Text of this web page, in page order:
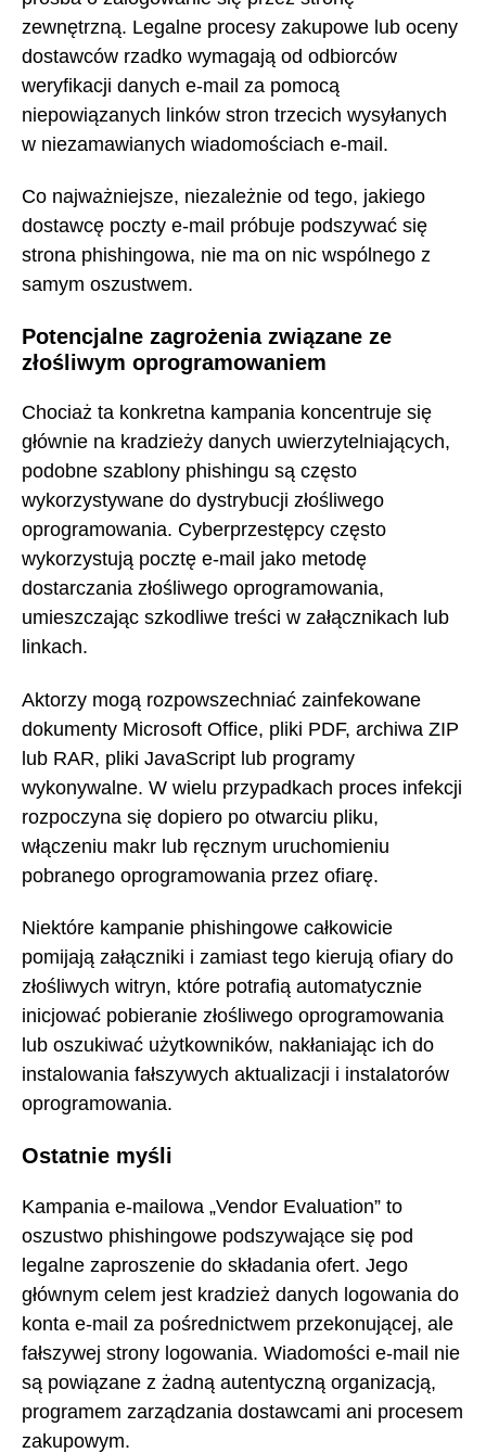
zewnętrzną. Legalne procesy zakupowe lub oceny
dostawców rzadko wymagają od odbiorców
weryfikacji danych e-mail za pomocą
niepowiązanych linków stron trzecich wysyłanych
w niezamawianych wiadomościach e-mail.
Co najważniejsze, niezależnie od tego, jakiego
dostawcę poczty e-mail próbuje podszywać się
strona phishingowa, nie ma on nic wspólnego z
samym oszustwem.
Potencjalne zagrożenia związane ze
złośliwym oprogramowaniem
Chociaż ta konkretna kampania koncentruje się
głównie na kradzieży danych uwierzytelniających,
podobne szablony phishingu są często
wykorzystywane do dystrybucji złośliwego
oprogramowania. Cyberprzestępcy często
wykorzystują pocztę e-mail jako metodę
dostarczania złośliwego oprogramowania,
umieszczając szkodliwe treści w załącznikach lub
linkach.
Aktorzy mogą rozpowszechniać zainfekowane
dokumenty Microsoft Office, pliki PDF, archiwa ZIP
lub RAR, pliki JavaScript lub programy
wykonywalne. W wielu przypadkach proces infekcji
rozpoczyna się dopiero po otwarciu pliku,
włączeniu makr lub ręcznym uruchomieniu
pobranego oprogramowania przez ofiarę.
Niektóre kampanie phishingowe całkowicie
pomijają załączniki i zamiast tego kierują ofiary do
złośliwych witryn, które potrafią automatycznie
inicjować pobieranie złośliwego oprogramowania
lub oszukiwać użytkowników, nakłaniając ich do
instalowania fałszywych aktualizacji i instalatorów
oprogramowania.
Ostatnie myśli
Kampania e-mailowa „Vendor Evaluation” to
oszustwo phishingowe podszywające się pod
legalne zaproszenie do składania ofert. Jego
głównym celem jest kradzież danych logowania do
konta e-mail za pośrednictwem przekonującej, ale
fałszywej strony logowania. Wiadomości e-mail nie
są powiązane z żadną autentyczną organizacją,
programem zarządzania dostawcami ani procesem
zakupowym.